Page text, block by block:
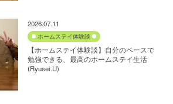
2026.07.11
ホームステイ体験談
【ホームステイ体験談】自分のペースで
勉強できる、最高のホームステイ生活
(Ryusei.U)